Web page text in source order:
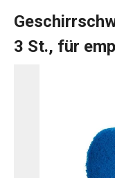
3 St., für